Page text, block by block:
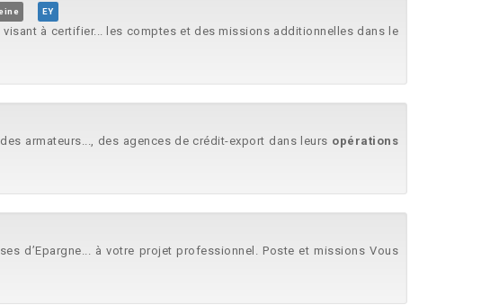
EY
à certifier... les comptes et des missions additionnelles dans le
armateurs..., des agences de crédit-export dans leurs opérations
d’Epargne... à votre projet professionnel. Poste et missions Vous